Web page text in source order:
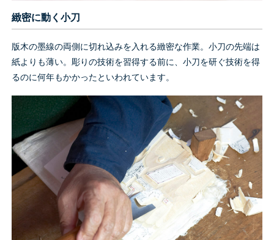
緻密に動く小刀
版木の墨線の両側に切れ込みを入れる緻密な作業。小刀の先端は
紙よりも薄い。彫りの技術を習得する前に、小刀を研ぐ技術を得
るのに何年もかかったといわれています。